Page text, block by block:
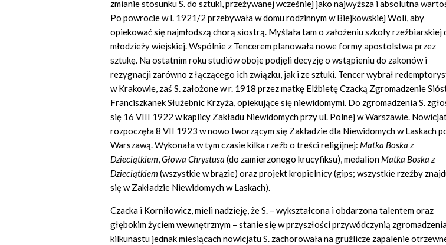
zmianie stosunku S. do sztuki, przeżywanej wcześniej jako najwyższa i absolutna
Po powrocie w l. 1921/2 przebywała w domu rodzinnym w Biejkowskiej Woli, aby
opiekować się najmłodszą chorą siostrą. Myślała tam o założeniu szkoły rzeźbiarskiej
młodzieży wiejskiej. Wspólnie z Tencerem planowała nowe formy apostolstwa przez
sztukę. Na ostatnim roku studiów oboje podjęli decyzję o wstąpieniu do zakonów i
rezygnacji zarówno z łączącego ich związku, jak i ze sztuki. Tencer wybrał
w Krakowie, zaś S. założone w r. 1918 przez matkę Elżbietę Czacką Zgromadzenie
Franciszkanek Służebnic Krzyża, opiekujące się niewidomymi. Do zgromadzenia S.
się 16 VIII 1922 w kaplicy Zakładu Niewidomych przy ul. Polnej w Warszawie.
rozpoczęła 8 VII 1923 w nowo tworzącym się Zakładzie dla Niewidomych w Laskach
Warszawą. Wykonała w tym czasie kilka rzeźb o treści religijnej: Matka Boska z
Dzieciątkiem,Głowa Chrystusa (do zamierzonego krucyfiksu), medalion Matka Boska z
Dzieciątkiem (wszystkie w brązie) oraz projekt kropielnicy (gips; wszystkie rzeźby
się w Zakładzie Niewidomych w Laskach).
Czacka i Korniłowicz, mieli nadzieję, że S. – wykształcona i obdarzona talentem oraz
głębokim życiem wewnętrznym – stanie się w przyszłości przywódczynią
kilkunastu jednak miesiącach nowicjatu S. zachorowała na gruźlicze zapalenie